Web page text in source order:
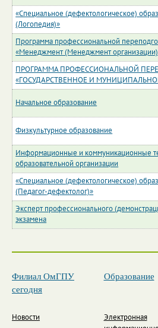
«Специальное (дефектологическое)
(Логопедия)»
Программа профессиональной
«Менеджмент (Менеджмент
ПРОГРАММА ПРОФЕССИОНАЛЬНОЙ
«ГОСУДАРСТВЕННОЕ И
Начальное образование
Физкультурное образование
Информационные и коммуникационные
образовательной организации
«Специальное (дефектологическое)
(Педагог-дефектолог)»
Эксперт профессионального
экзамена
Филиал ОмГПУ
сегодня
Новости
Образование
Электронная